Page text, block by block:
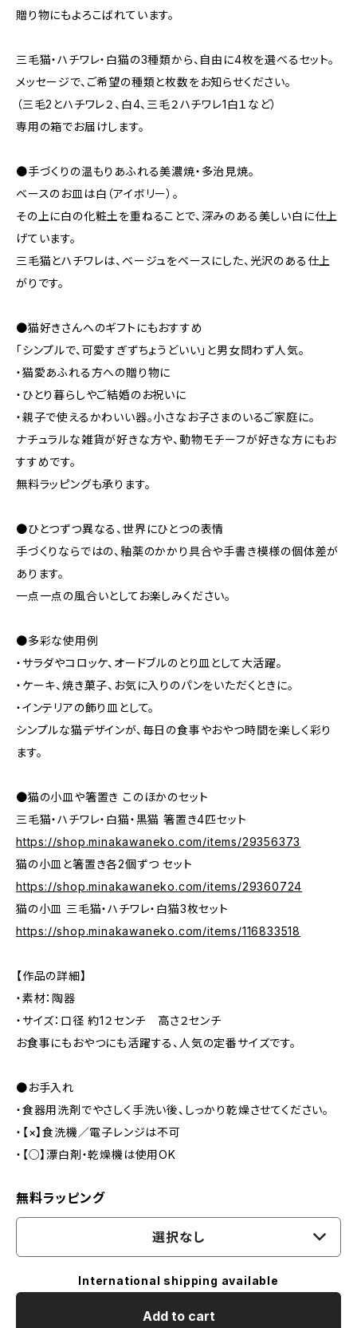
贈り物にもよろこばれています。
三毛猫・ハチワレ・白猫の3種類から、自由に4枚を選べるセット。
メッセージで、ご希望の種類と枚数をお知らせください。
（三毛2とハチワレ２、白4、三毛２ハチワレ1白１など）
専用の箱でお届けします。
●手づくりの温もりあふれる美濃焼・多治見焼。
ベースのお皿は白（アイボリー）。
その上に白の化粧土を重ねることで、深みのある美しい白に仕上
げています。
三毛猫とハチワレは、ベージュをベースにした、光沢のある仕上
がりです。
●猫好きさんへのギフトにもおすすめ
「シンプルで、可愛すぎずちょうどいい」と男女問わず人気。
・猫愛あふれる方への贈り物に
・ひとり暮らしやご結婚のお祝いに
・親子で使えるかわいい器。小さなお子さまのいるご家庭に。
ナチュラルな雑貨が好きな方や、動物モチーフが好きな方にもお
すすめです。
無料ラッピングも承ります。
●ひとつずつ異なる、世界にひとつの表情
手づくりならではの、釉薬のかかり具合や手書き模様の個体差が
あります。
一点一点の風合いとしてお楽しみください。
●多彩な使用例
・サラダやコロッケ、オードブルのとり皿として大活躍。
・ケーキ、焼き菓子、お気に入りのパンをいただくときに。
・インテリアの飾り皿として。
シンプルな猫デザインが、毎日の食事やおやつ時間を楽しく彩り
ます。
●猫の小皿や箸置き このほかのセット
三毛猫・ハチワレ・白猫・黒猫 箸置き4匹セット
https://shop.minakawaneko.com/items/29356373
猫の小皿と箸置き各2個ずつ セット
https://shop.minakawaneko.com/items/29360724
猫の小皿 三毛猫・ハチワレ・白猫3枚セット
https://shop.minakawaneko.com/items/116833518
【作品の詳細】
・素材：陶器
・サイズ：口径 約1２センチ 高さ２センチ
お食事にもおやつにも活躍する、人気の定番サイズです。
●お手入れ
・食器用洗剤でやさしく手洗い後、しっかり乾燥させてください。
・【×】食洗機／電子レンジは不可
・【○】漂白剤・乾燥機は使用OK
無料ラッピング
選択なし
International shipping available
Add to cart